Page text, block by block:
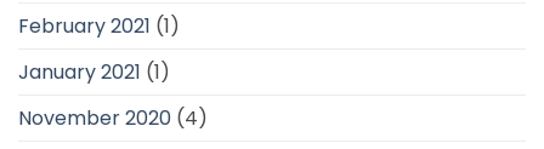
February 2021 (1)
January 2021 (1)
November 2020 (4)